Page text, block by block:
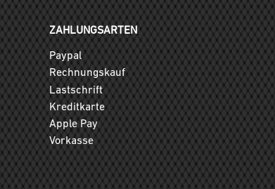
ZAHLUNGSARTEN
Paypal
Rechnungskauf
Lastschrift
Kreditkarte
Apple Pay
Vorkasse